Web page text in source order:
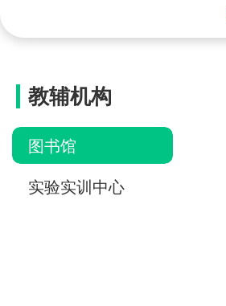
教辅机构
图书馆
实验实训中心